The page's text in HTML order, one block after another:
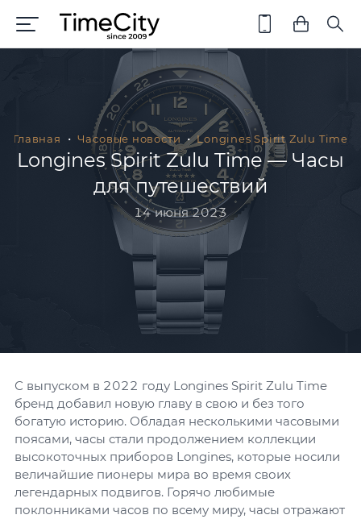
Главная Часовые новости Longines Spirit Zulu Time
Longines Spirit Zulu Time — Часы
для путешествий
14 июня 2023
С выпуском в 2022 году Longines Spirit Zulu Time
бренд добавил новую главу в свою и без того
богатую историю. Обладая несколькими часовыми
поясами, часы стали продолжением коллекции
высокоточных приборов Longines, которые носили
величайшие пионеры мира во время своих
легендарных подвигов. Горячо любимые
поклонниками часов по всему миру, часы отражают